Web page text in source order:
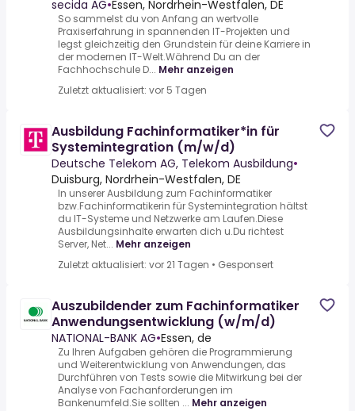
2027
secida AG•Essen, Nordrhein-Westfalen, DE
So sammelst du von Anfang an wertvolle
Praxiserfahrung in spannenden IT-Projekten und
legst gleichzeitig den Grundstein für deine Karriere in
der modernen IT-Welt.Während Du an der
Fachhochschule D... Mehr anzeigen
Zuletzt aktualisiert: vor 5 Tagen
Ausbildung Fachinformatiker*in für
Systemintegration (m/w/d)
Deutsche Telekom AG, Telekom Ausbildung•
Duisburg, Nordrhein-Westfalen, DE
In unserer Ausbildung zum Fachinformatiker
bzw.Fachinformatikerin für Systemintegration hältst
du IT-Systeme und Netzwerke am Laufen.Diese
Ausbildungsinhalte erwarten dich u.Du richtest
Server, Net... Mehr anzeigen
Zuletzt aktualisiert: vor 21 Tagen • Gesponsert
Auszubildender zum Fachinformatiker
Anwendungsentwicklung (w/m/d)
NATIONAL-BANK AG•Essen, de
Zu Ihren Aufgaben gehören die Programmierung
und Weiterentwicklung von Anwendungen, das
Durchführen von Tests sowie die Mitwirkung bei der
Analyse von Fachanforderungen im
Bankenumfeld.Sie sollten ... Mehr anzeigen